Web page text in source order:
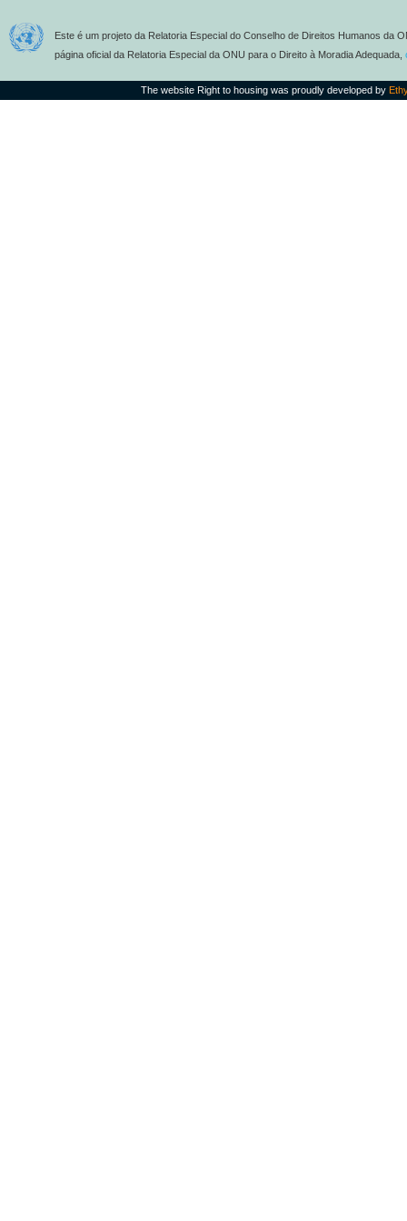
Este é um projeto da Relatoria Especial do Conselho de Direitos Humanos da
página oficial da Relatoria Especial da ONU para o Direito à Moradia Adequada,
The website Right to housing was proudly developed by